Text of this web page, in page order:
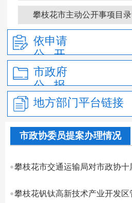
攀枝花市主动公开事项目录
政府信息公开年报
依申请
公 开
市政府
公 报
地方部门平台链接
市政协委员提案办理情况